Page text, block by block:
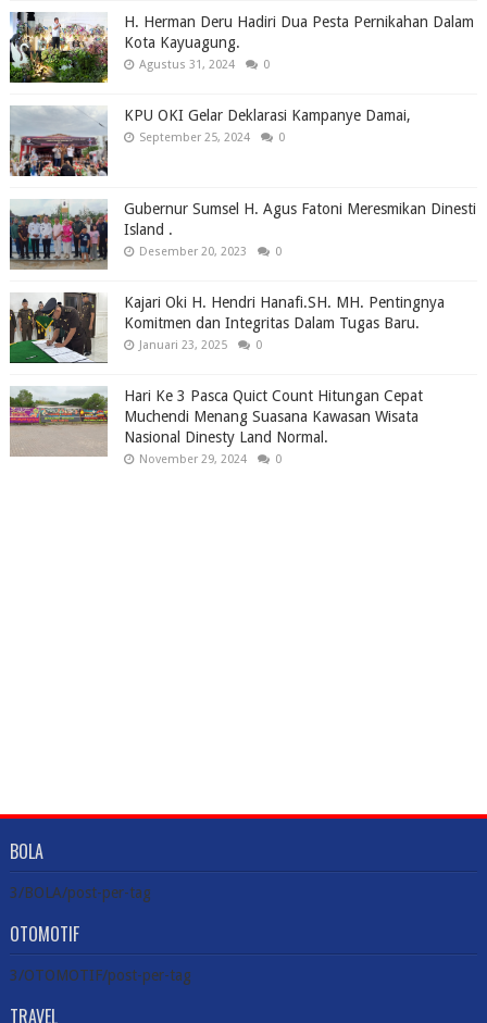
H. Herman Deru Hadiri Dua Pesta Pernikahan Dalam
Kota Kayuagung.
Agustus 31, 2024 0
KPU OKI Gelar Deklarasi Kampanye Damai,
September 25, 2024 0
Gubernur Sumsel H. Agus Fatoni Meresmikan Dinesti
Island .
Desember 20, 2023 0
Kajari Oki H. Hendri Hanafi.SH. MH. Pentingnya
Komitmen dan Integritas Dalam Tugas Baru.
Januari 23, 2025 0
Hari Ke 3 Pasca Quict Count Hitungan Cepat
Muchendi Menang Suasana Kawasan Wisata
Nasional Dinesty Land Normal.
November 29, 2024 0
BOLA
3/BOLA/post-per-tag
OTOMOTIF
3/OTOMOTIF/post-per-tag
TRAVEL